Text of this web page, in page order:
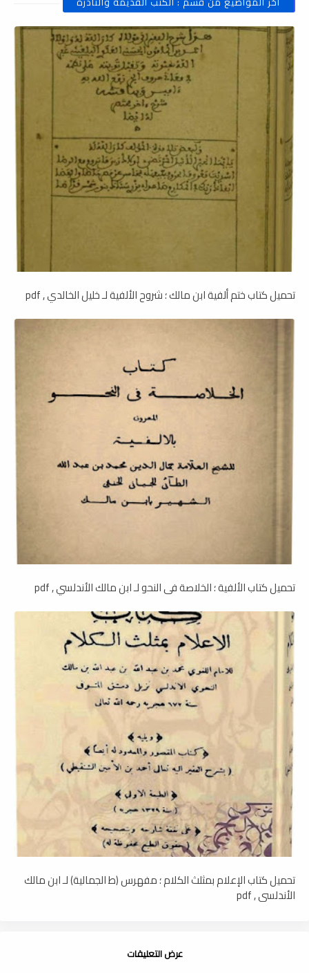
تحميل كتاب ختم ألفية ابن مالك ؛ شروح الألفية لـ خليل الخالدي , pdf
تحميل كتاب الألفية ؛ الخلاصة فى النحو لـ ابن مالك الأندلسي , pdf
تحميل كتاب الإعلام بمثلث الكلام ؛ مفهرس (ط الجمالية) لـ ابن مالك
الأندلسي , pdf
عرض التعليقات